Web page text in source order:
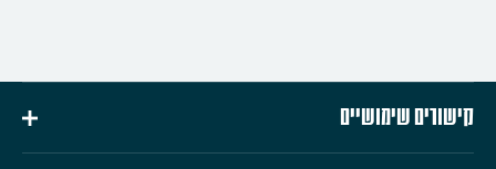
קישורים שימושיים